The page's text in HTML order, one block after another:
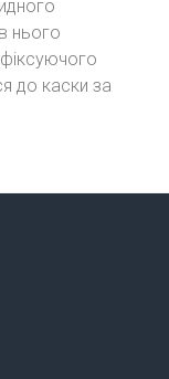
нього
до каски за